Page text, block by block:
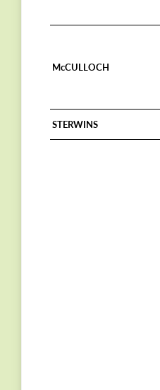
McCULLOCH
STERWINS